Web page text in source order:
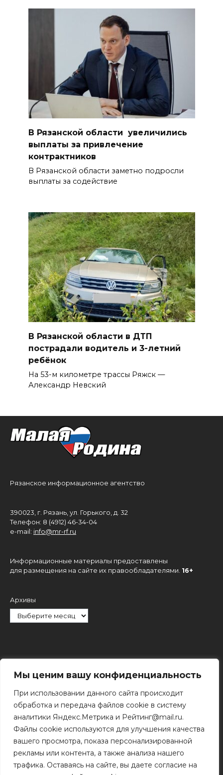
Мы ценим вашу конфиденциальность
При использовании данного сайта происходит
обработка и передача файлов cookie в систему
аналитики Яндекс.Метрика и Рейтинг@mail.ru.
Файлы cookie используются для улучшения качества
вашего просмотра, показа персонализированной
рекламы или контента, а также анализа нашего
трафика. Оставаясь на сайте, вы даете согласие на
В Рязанской области увеличились
выплаты за привлечение
контрактников
В Рязанской области заметно подросли
выплаты за содействие
В Рязанской области в ДТП
пострадали водитель и 3-летний
ребёнок
На 53-м километре трассы Ряжск —
Александр Невский
Рязанское информационное агентство
390023, г. Рязань, ул. Горького, д. 32
Телефон: 8 (4912) 46-34-04
e-mail: info@mr-rf.ru
Информационные материалы предоставлены
для размещения на сайте их правообладателями. 16+
Архивы
Поиск